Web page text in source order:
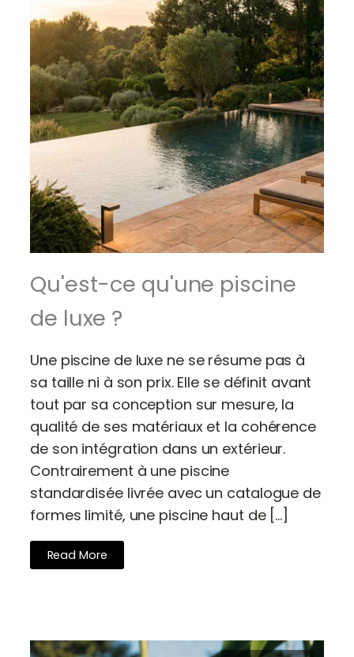
Qu'est-ce qu'une piscine
de luxe ?
Une piscine de luxe ne se résume pas à
sa taille ni à son prix. Elle se définit avant
tout par sa conception sur mesure, la
qualité de ses matériaux et la cohérence
de son intégration dans un extérieur.
Contrairement à une piscine
standardisée livrée avec un catalogue de
formes limité, une piscine haut de […]
Read More